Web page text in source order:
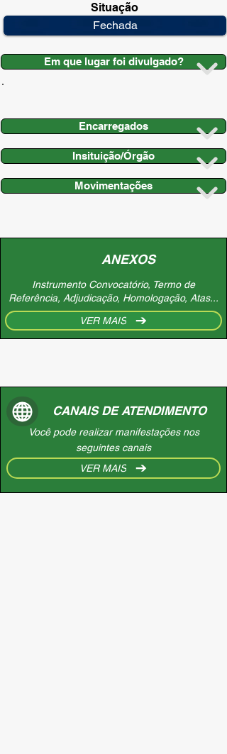
Situação
Fechada
Em que lugar foi divulgado?
Encarregados
Insituição/Órgão
Movimentações
ANEXOS
Instrumento Convocatório, Termo de
Referência, Adjudicação, Homologação, Atas...
VER MAIS
CANAIS DE ATENDIMENTO
Você pode realizar manifestações nos
seguintes canais
VER MAIS